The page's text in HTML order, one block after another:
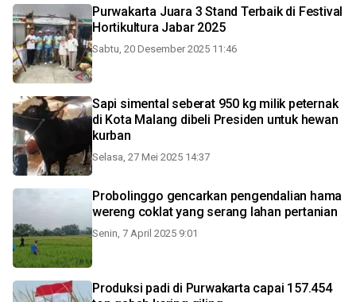
Purwakarta Juara 3 Stand Terbaik di Festival
Hortikultura Jabar 2025
Sabtu, 20 Desember 2025 11:46
Sapi simental seberat 950 kg milik peternak
di Kota Malang dibeli Presiden untuk hewan
kurban
Selasa, 27 Mei 2025 14:37
Probolinggo gencarkan pengendalian hama
wereng coklat yang serang lahan pertanian
Senin, 7 April 2025 9:01
Produksi padi di Purwakarta capai 157.454